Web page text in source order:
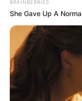
Quermania folgen:
BRAINBERRIES
She Gave Up A